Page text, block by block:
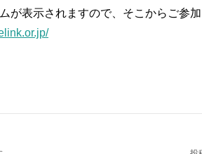
が表示されますので、そこからご参加